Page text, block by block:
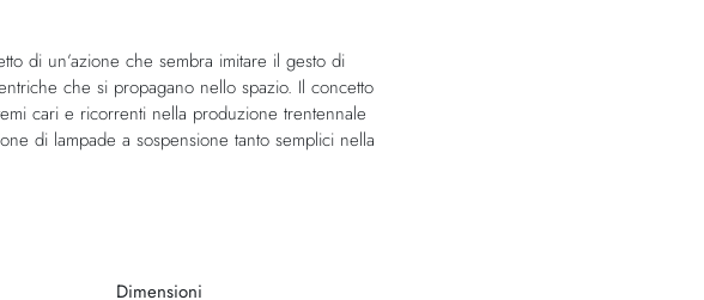
di un’azione che sembra imitare il gesto di
che si propagano nello spazio.‎ Il concetto
cari e ricorrenti nella produzione trentennale
di lampade a sospensione tanto semplici nella
Dimensioni